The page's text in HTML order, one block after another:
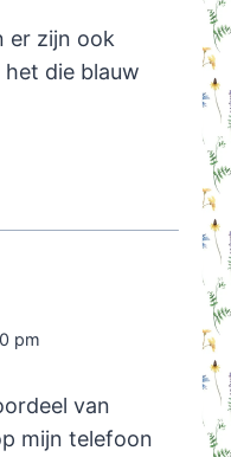
er zijn ook
die blauw
pm
van
mijn telefoon